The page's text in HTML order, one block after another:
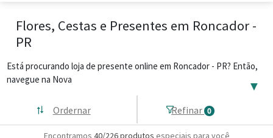
Flores, Cestas e Presentes em Roncador -
PR
Está procurando loja de presente online em Roncador - PR? Então,
navegue na Nova
▼
Refinar 0
Ordernar
Encontramos 40/226produtos especiais para você